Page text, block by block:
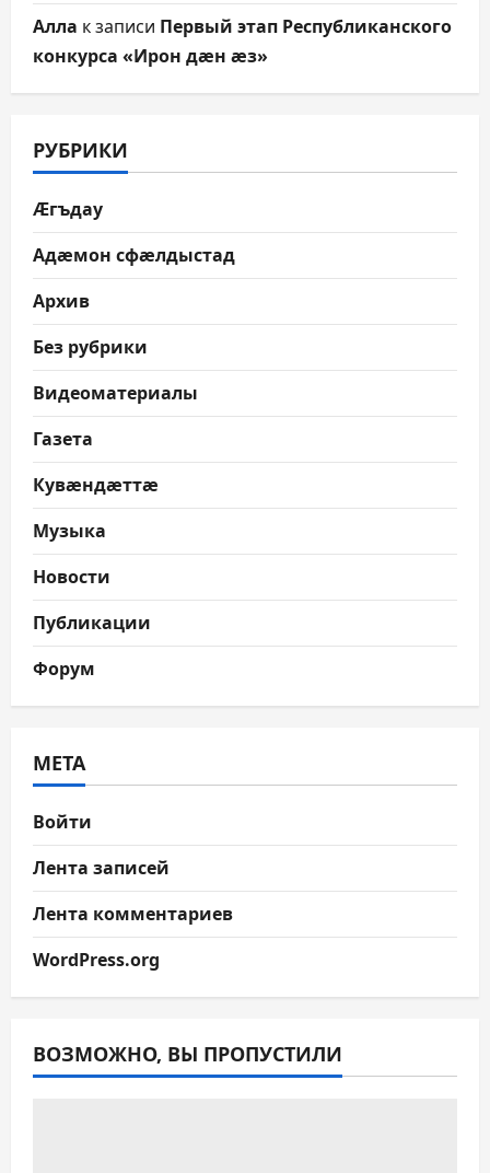
Алла к записи Первый этап Республиканского
конкурса «Ирон дæн æз»
РУБРИКИ
Æгъдау
Адæмон сфæлдыстад
Архив
Без рубрики
Видеоматериалы
Газета
Кувæндæттæ
Музыка
Новости
Публикации
Форум
МЕТА
Войти
Лента записей
Лента комментариев
WordPress.org
ВОЗМОЖНО, ВЫ ПРОПУСТИЛИ